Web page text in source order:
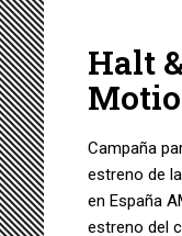
Halt
Campaña
estreno de
en España
estreno del